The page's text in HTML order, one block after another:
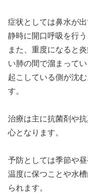
症状としては鼻水が
静時に開口呼吸を行
また、重度になると
い肺の間で溜まって
起こしている側が沈
す。
治療は主に抗菌剤や
心となります。
予防としては季節や
温度に保つことや水
られます。